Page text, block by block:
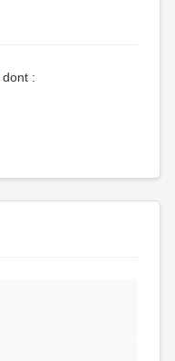
dont :